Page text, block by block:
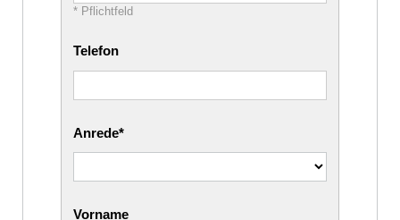
* Pflichtfeld
Telefon
Anrede
Vorname